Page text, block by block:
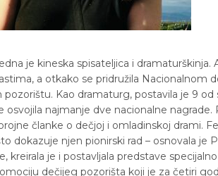
je kineska spisateljica i dramaturškinja.
a otkako se pridružila Nacionalnom
Kao dramaturg, postavila je 9 od
osvojila najmanje dve nacionalne nagrade.
članke o dečjoj i omladinskoj drami.
dokazuje njen pionirski rad – osnovala je
kreirala je i postavljala predstave
dečijeg pozorišta koji je za četiri